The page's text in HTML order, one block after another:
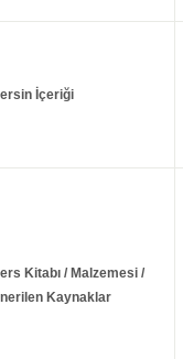
İçeriği
Kitabı / Malzemesi /
Kaynaklar